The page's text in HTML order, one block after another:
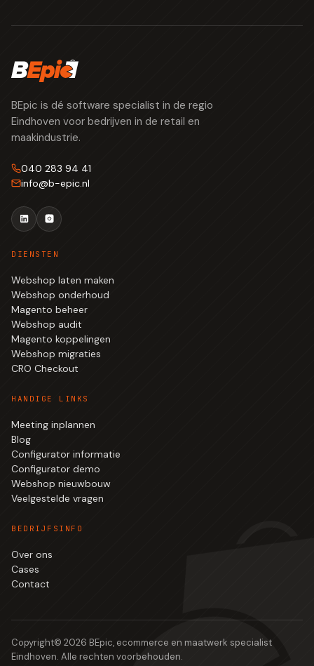
BEpic is dé software specialist in de regio
Eindhoven voor bedrijven in de retail en
maakindustrie.
040 283 94 41
info@b-epic.nl
DIENSTEN
Webshop laten maken
Webshop onderhoud
Magento beheer
Webshop audit
Magento koppelingen
Webshop migraties
CRO Checkout
HANDIGE LINKS
Meeting inplannen
Blog
Configurator informatie
Configurator demo
Webshop nieuwbouw
Veelgestelde vragen
BEDRIJFSINFO
Over ons
Cases
Contact
Copyright© 2026 BEpic, ecommerce en maatwerk specialist
Eindhoven. Alle rechten voorbehouden.